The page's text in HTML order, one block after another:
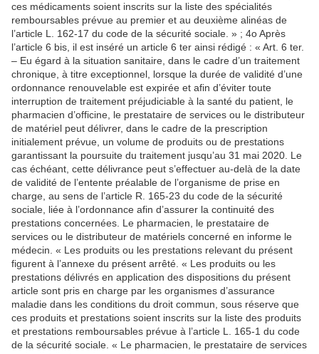
ces médicaments soient inscrits sur la liste des spécialités
remboursables prévue au premier et au deuxième alinéas de
l’article L. 162-17 du code de la sécurité sociale. » ; 4o Après
l’article 6 bis, il est inséré un article 6 ter ainsi rédigé : « Art. 6 ter.
– Eu égard à la situation sanitaire, dans le cadre d’un traitement
chronique, à titre exceptionnel, lorsque la durée de validité d’une
ordonnance renouvelable est expirée et afin d’éviter toute
interruption de traitement préjudiciable à la santé du patient, le
pharmacien d’officine, le prestataire de services ou le distributeur
de matériel peut délivrer, dans le cadre de la prescription
initialement prévue, un volume de produits ou de prestations
garantissant la poursuite du traitement jusqu’au 31 mai 2020. Le
cas échéant, cette délivrance peut s’effectuer au-delà de la date
de validité de l’entente préalable de l’organisme de prise en
charge, au sens de l’article R. 165-23 du code de la sécurité
sociale, liée à l’ordonnance afin d’assurer la continuité des
prestations concernées. Le pharmacien, le prestataire de
services ou le distributeur de matériels concerné en informe le
médecin. « Les produits ou les prestations relevant du présent
figurent à l’annexe du présent arrêté. « Les produits ou les
prestations délivrés en application des dispositions du présent
article sont pris en charge par les organismes d’assurance
maladie dans les conditions du droit commun, sous réserve que
ces produits et prestations soient inscrits sur la liste des produits
et prestations remboursables prévue à l’article L. 165-1 du code
de la sécurité sociale. « Le pharmacien, le prestataire de services